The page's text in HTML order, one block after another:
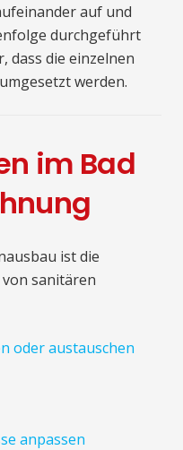
auf und
durchgeführt
dass die einzelnen
werden.
im Bad
ist die
sanitären
oder austauschen
anpassen